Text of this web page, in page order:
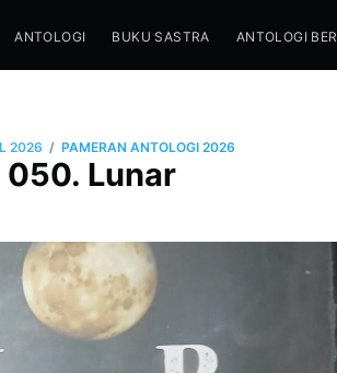
ANTOLOGI BUKU SASTRA ANTOLOGI
2026 / PAMERAN ANTOLOGI 2026
050. Lunar